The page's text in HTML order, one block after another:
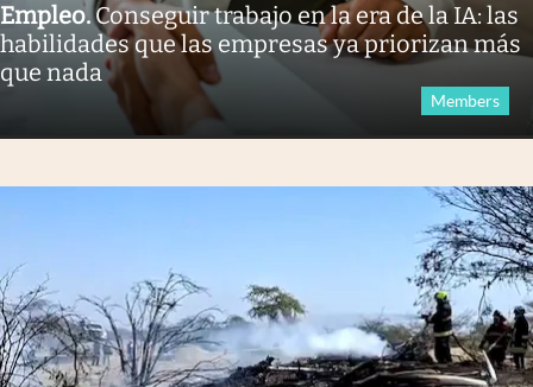
Empleo.Conseguir trabajo en la era de la IA: las
habilidades que las empresas ya priorizan más
que nada
Members